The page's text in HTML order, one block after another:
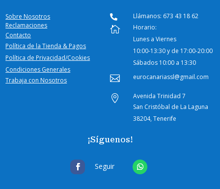
Sobre Nosotros
Reclamaciones
Contacto
Política de la Tienda & Pagos
Política de Privacidad/Cookies
Condiciones Generales
Trabaja con Nosotros
 Llámanos: 673 43 18 62

Horario:
Lunes a Viernes
10:00-13:30 y de 17:00-20:00
Sábados 10:00 a 13:30
 eurocanariassl@gmail.com

Avenida Trinidad 7
San Cristóbal de La Laguna
38204, Tenerife
¡Síguenos!
Seguir